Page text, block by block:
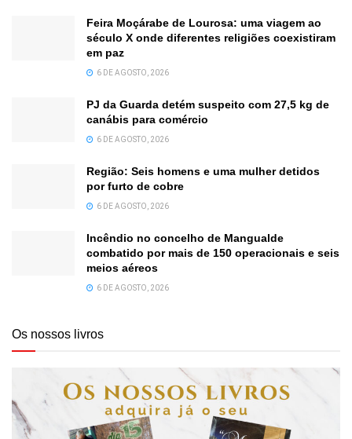
Feira Moçárabe de Lourosa: uma viagem ao
século X onde diferentes religiões coexistiram
em paz
6 DE AGOSTO, 2026
PJ da Guarda detém suspeito com 27,5 kg de
canábis para comércio
6 DE AGOSTO, 2026
Região: Seis homens e uma mulher detidos
por furto de cobre
6 DE AGOSTO, 2026
Incêndio no concelho de Mangualde
combatido por mais de 150 operacionais e seis
meios aéreos
6 DE AGOSTO, 2026
Os nossos livros